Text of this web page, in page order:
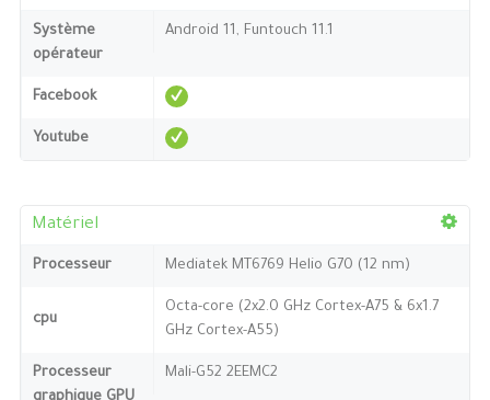
Système
opérateur
Android 11, Funtouch 11.1
Facebook
Youtube
Matériel
Processeur Mediatek MT6769 Helio G70 (12 nm)
cpu
Octa-core (2x2.0 GHz Cortex-A75 & 6x1.7
GHz Cortex-A55)
Processeur
Mali-G52 2EEMC2